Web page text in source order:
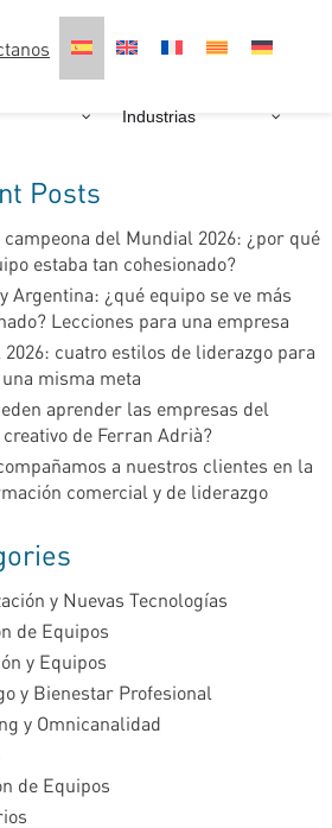
Industrias
Posts
campeona del Mundial 2026: ¿por qué
estaba tan cohesionado?
Argentina: ¿qué equipo se ve más
Lecciones para una empresa
cuatro estilos de liderazgo para
misma meta
aprender las empresas del
creativo de Ferran Adrià?
a nuestros clientes en la
comercial y de liderazgo
y Nuevas Tecnologías
de Equipos
y Equipos
y Bienestar Profesional
y Omnicanalidad
de Equipos